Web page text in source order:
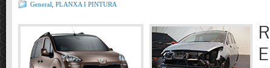
General PLANXA I PINTURA